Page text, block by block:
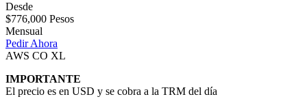
Desde
$776,000 Pesos
Mensual
Pedir Ahora
AWS CO XL
IMPORTANTE
El precio es en USD y se cobra a la TRM del día